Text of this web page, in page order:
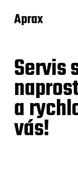
Aprax
Servis
a
vás!